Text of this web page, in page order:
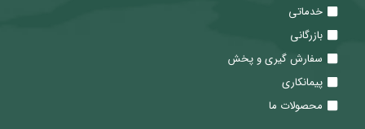
خدماتی
بازرگانی
سفارش گیری و پخش
پیمانکاری
محصولات ما